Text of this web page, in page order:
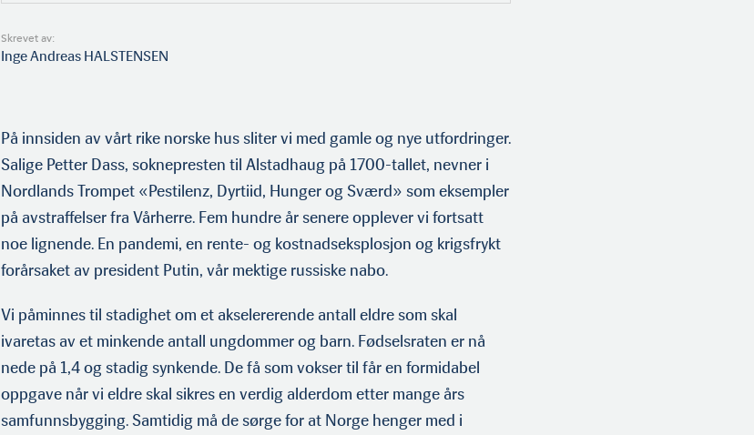
Skrevet av:
Inge Andreas HALSTENSEN
På innsiden av vårt rike norske hus sliter vi med gamle og nye utfordringer.
Salige Petter Dass, soknepresten til Alstadhaug på 1700-tallet, nevner i
Nordlands Trompet «Pestilenz, Dyrtiid, Hunger og Sværd» som eksempler
på avstraffelser fra Vårherre. Fem hundre år senere opplever vi fortsatt
noe lignende. En pandemi, en rente- og kostnadseksplosjon og krigsfrykt
forårsaket av president Putin, vår mektige russiske nabo.
Vi påminnes til stadighet om et akselererende antall eldre som skal
ivaretas av et minkende antall ungdommer og barn. Fødselsraten er nå
nede på 1,4 og stadig synkende. De få som vokser til får en formidabel
oppgave når vi eldre skal sikres en verdig alderdom etter mange års
samfunnsbygging. Samtidig må de sørge for at Norge henger med i